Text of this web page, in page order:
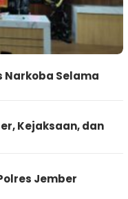
Narkoba Selama
Kejaksaan, dan
Jember